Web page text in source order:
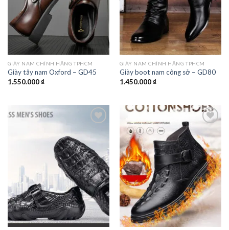
GIÀY NAM CHÍNH HÃNG TPHCM
Giày tây nam Oxford – GD45
1.550.000₫
GIÀY NAM CHÍNH HÃNG TPHCM
Giày boot nam công sở – GD80
1.450.000₫
Add to
wishlist
Add to
wishlist